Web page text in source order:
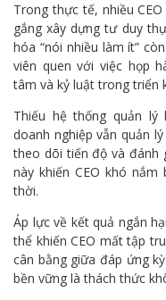
Trong thực tế, nhiều
gắng xây dựng tư duy
hóa “nói nhiều làm ít”
viên quen với việc họp
tâm và kỷ luật trong triển
Thiếu hệ thống quản
doanh nghiệp vẫn quản
theo dõi tiến độ và đánh
này khiến CEO khó
thời.
Áp lực về kết quả ngắn
thể khiến CEO mất tập
cân bằng giữa đáp ứng
bền vững là thách thức